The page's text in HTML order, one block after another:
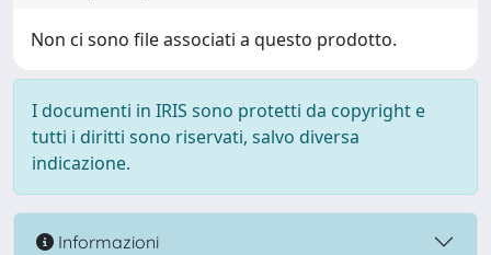
Non ci sono file associati a questo prodotto.
I documenti in IRIS sono protetti da copyright e
tutti i diritti sono riservati, salvo diversa
indicazione.
Informazioni